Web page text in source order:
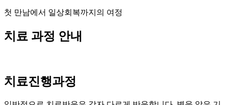
첫 만남에서 일상회복까지의 여정
치료 과정 안내
치료진행과정